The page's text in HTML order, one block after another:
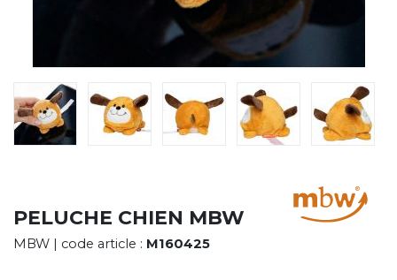
ROADSHOWS, FORUM DES EXPERTS
CATALOGUES & TARIFS
MARQUES & CERTIFICATS
TECHNIQUES MARQUAGE
PELUCHE CHIEN MBW
MBW | code article : M160425